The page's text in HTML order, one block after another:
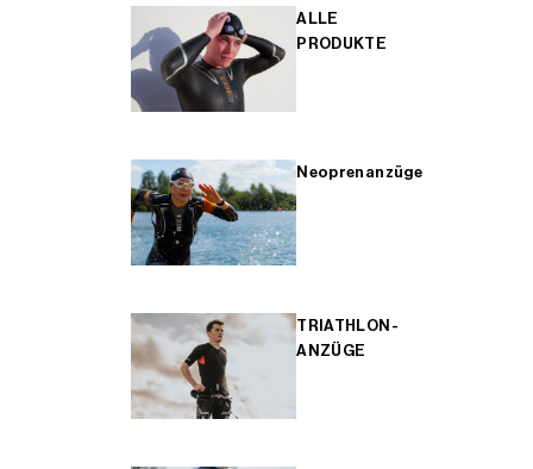
ALLE
PRODUKTE
Neoprenanzüge
TRIATHLON-
ANZÜGE